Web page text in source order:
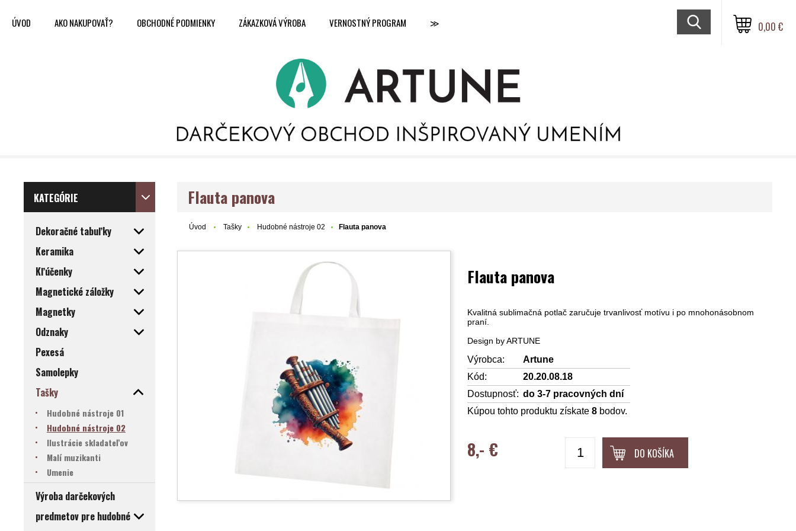
ÚVOD AKO NAKUPOVAŤ? OBCHODNÉ PODMIENKY ZÁKAZKOVÁ VÝROBA VERNOSTNÝ PROGRAM ≫ 0,00 €
KATEGÓRIE
Dekoračné tabuľky
Keramika
Kľúčenky
Magnetické záložky
Magnetky
Odznaky
Pexesá
Samolepky
Tašky
Hudobné nástroje 01
Hudobné nástroje 02
Ilustrácie skladateľov
Malí muzikanti
Umenie
Výroba darčekových
predmetov pre hudobné
Flauta panova
Úvod Tašky Hudobné nástroje 02 Flauta panova
Flauta panova
Kvalitná sublimačná potlač zaručuje trvanlivosť motívu i po mnohonásobnom
praní.
Design by ARTUNE
Výrobca:
Artune
Kód:
20.20.08.18
Dostupnosť: do 3-7 pracovných dní
Kúpou tohto produktu získate8 bodov.
8,- € DO KOŠÍKA